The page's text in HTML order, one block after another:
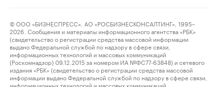
© ООО «БИЗНЕСПРЕСС», АО «РОСБИЗНЕСКОНСАЛТИНГ», 1995–
2026. Сообщения и материалы информационного агентства «РБК»
(свидетельство о регистрации средства массовой информации
выдано Федеральной службой по надзору в сфере связи,
информационных технологий и массовых коммуникаций
(Роскомнадзор) 09.12.2015 за номером ИА №ФС77-63848) и сетевого
издания «РБК» (свидетельство о регистрации средства массовой
информации выдано Федеральной службой по надзору в сфере связи,
информационных технологий и массовых коммуникаций